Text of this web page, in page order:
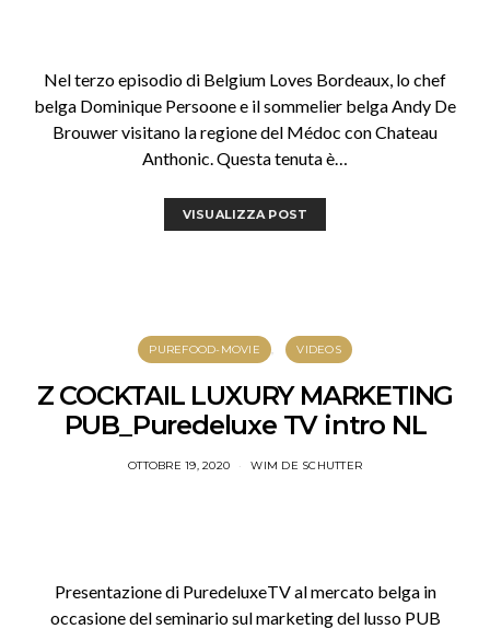
Nel terzo episodio di Belgium Loves Bordeaux, lo chef
belga Dominique Persoone e il sommelier belga Andy De
Brouwer visitano la regione del Médoc con Chateau
Anthonic. Questa tenuta è…
VISUALIZZA POST
PUREFOOD-MOVIE VIDEOS
Z COCKTAIL LUXURY MARKETING
PUB_Puredeluxe TV intro NL
OTTOBRE 19, 2020 WIM DE SCHUTTER
Presentazione di PuredeluxeTV al mercato belga in
occasione del seminario sul marketing del lusso PUB